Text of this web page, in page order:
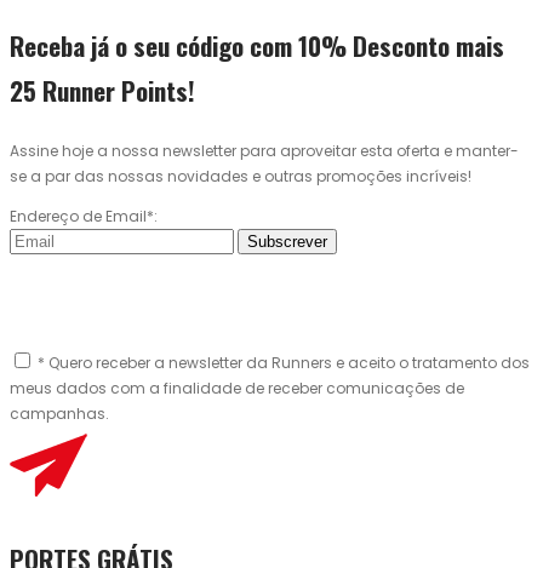
Receba já o seu código com 10% Desconto mais
25 Runner Points!
Assine hoje a nossa newsletter para aproveitar esta oferta e manter-
se a par das nossas novidades e outras promoções incríveis!
Endereço de Email*:
Subscrever
* Quero receber a newsletter da Runners e aceito o tratamento dos
meus dados com a finalidade de receber comunicações de
campanhas.
PORTES GRÁTIS